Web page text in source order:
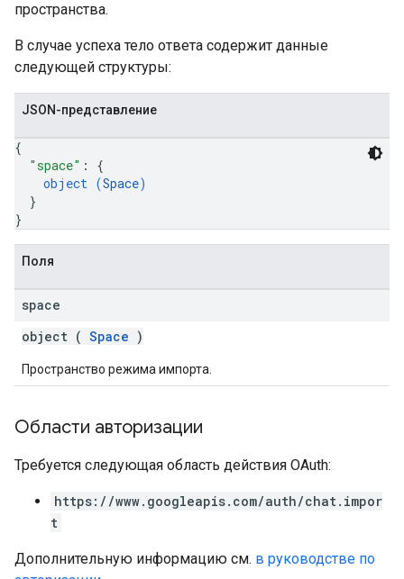
пространства.
В случае успеха тело ответа содержит данные
следующей структуры:
JSON-представление
{
"space" : {
object (Space)
}
}
Поля
space
object ( Space )
Пространство режима импорта.
Области авторизации
Требуется следующая область действия OAuth:
https://www.googleapis.com/auth/chat.impor
t
Дополнительную информацию см. в руководстве по